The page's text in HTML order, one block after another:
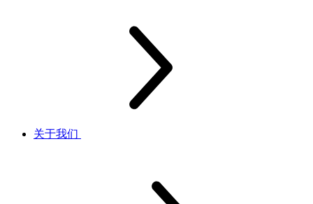
关于我们